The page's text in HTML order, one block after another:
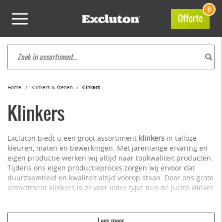
Offerte
0
Home Klinkers & stenen Klinkers
Klinkers
Excluton biedt u een groot assortiment klinkers in talloze
kleuren, maten en bewerkingen. Met jarenlange ervaring en
eigen productie werken wij altijd naar topkwaliteit producten.
Tijdens ons eigen productieproces zorgen wij ervoor dat
duurzaamheid en kwaliteit altijd voorop staan. Door ons grote
assortiment klinkers is er voor ieder type tuin de juiste klinker